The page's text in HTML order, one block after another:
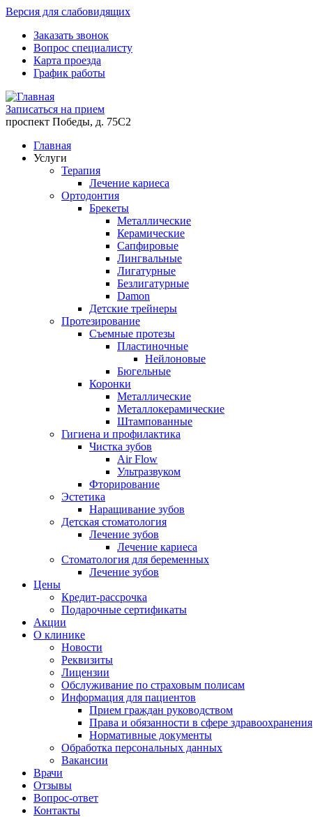
Версия для слабовидящих
Заказать звонок
Вопрос специалисту
Карта проезда
График работы
Записаться на прием
проспект Победы, д. 75C2
Главная
Услуги
Терапия
Лечение кариеса
Ортодонтия
Брекеты
Металлические
Керамические
Cапфировые
Лингвальные
Лигатурные
Безлигатурные
Damon
Детские трейнеры
Протезирование
Съемные протезы
Пластиночные
Нейлоновые
Бюгельные
Коронки
Металлические
Металлокерамические
Штампованные
Гигиена и профилактика
Чистка зубов
Air Flow
Ультразвуком
Фторирование
Эстетика
Наращивание зубов
Детская стоматология
Лечение зубов
Лечение кариеса
Стоматология для беременных
Лечение зубов
Цены
Кредит-рассрочка
Подарочные сертификаты
Акции
О клинике
Новости
Реквизиты
Лицензии
Обслуживание по страховым полисам
Информация для пациентов
Прием граждан руководством
Права и обязанности в сфере здравоохранения
Нормативные документы
Обработка персональных данных
Вакансии
Врачи
Отзывы
Вопрос-ответ
Контакты